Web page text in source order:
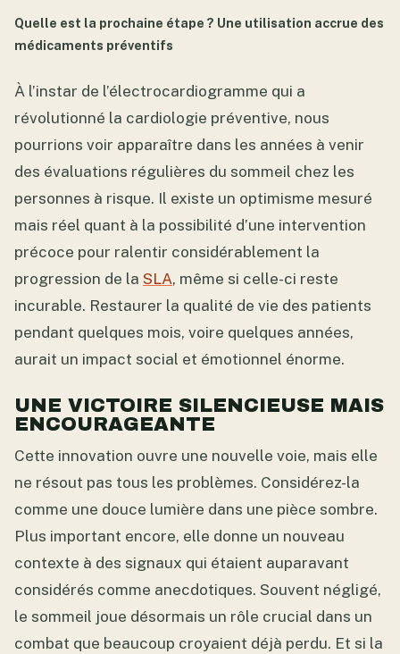
Quelle est la prochaine étape ? Une utilisation accrue des
médicaments préventifs
À l’instar de l’électrocardiogramme qui a
révolutionné la cardiologie préventive, nous
pourrions voir apparaître dans les années à venir
des évaluations régulières du sommeil chez les
personnes à risque. Il existe un optimisme mesuré
mais réel quant à la possibilité d’une intervention
précoce pour ralentir considérablement la
progression de la SLA, même si celle-ci reste
incurable. Restaurer la qualité de vie des patients
pendant quelques mois, voire quelques années,
aurait un impact social et émotionnel énorme.
UNE VICTOIRE SILENCIEUSE MAIS
ENCOURAGEANTE
Cette innovation ouvre une nouvelle voie, mais elle
ne résout pas tous les problèmes. Considérez-la
comme une douce lumière dans une pièce sombre.
Plus important encore, elle donne un nouveau
contexte à des signaux qui étaient auparavant
considérés comme anecdotiques. Souvent négligé,
le sommeil joue désormais un rôle crucial dans un
combat que beaucoup croyaient déjà perdu. Et si la